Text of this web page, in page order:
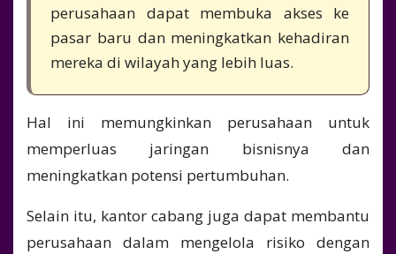
perusahaan dapat membuka akses ke
pasar baru dan meningkatkan kehadiran
mereka di wilayah yang lebih luas.
Hal ini memungkinkan perusahaan untuk
memperluas jaringan bisnisnya dan
meningkatkan potensi pertumbuhan.
Selain itu, kantor cabang juga dapat membantu
perusahaan dalam mengelola risiko dengan